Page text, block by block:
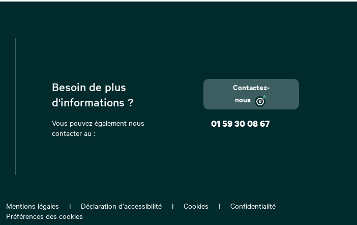
Besoin de plus
d'informations ?
Contactez-
nous
Vous pouvez également nous
contacter au :
01 59 30 08 67
Mentions légales Déclaration d’accessibilité Cookies
Confidentialité
Préférences des cookies